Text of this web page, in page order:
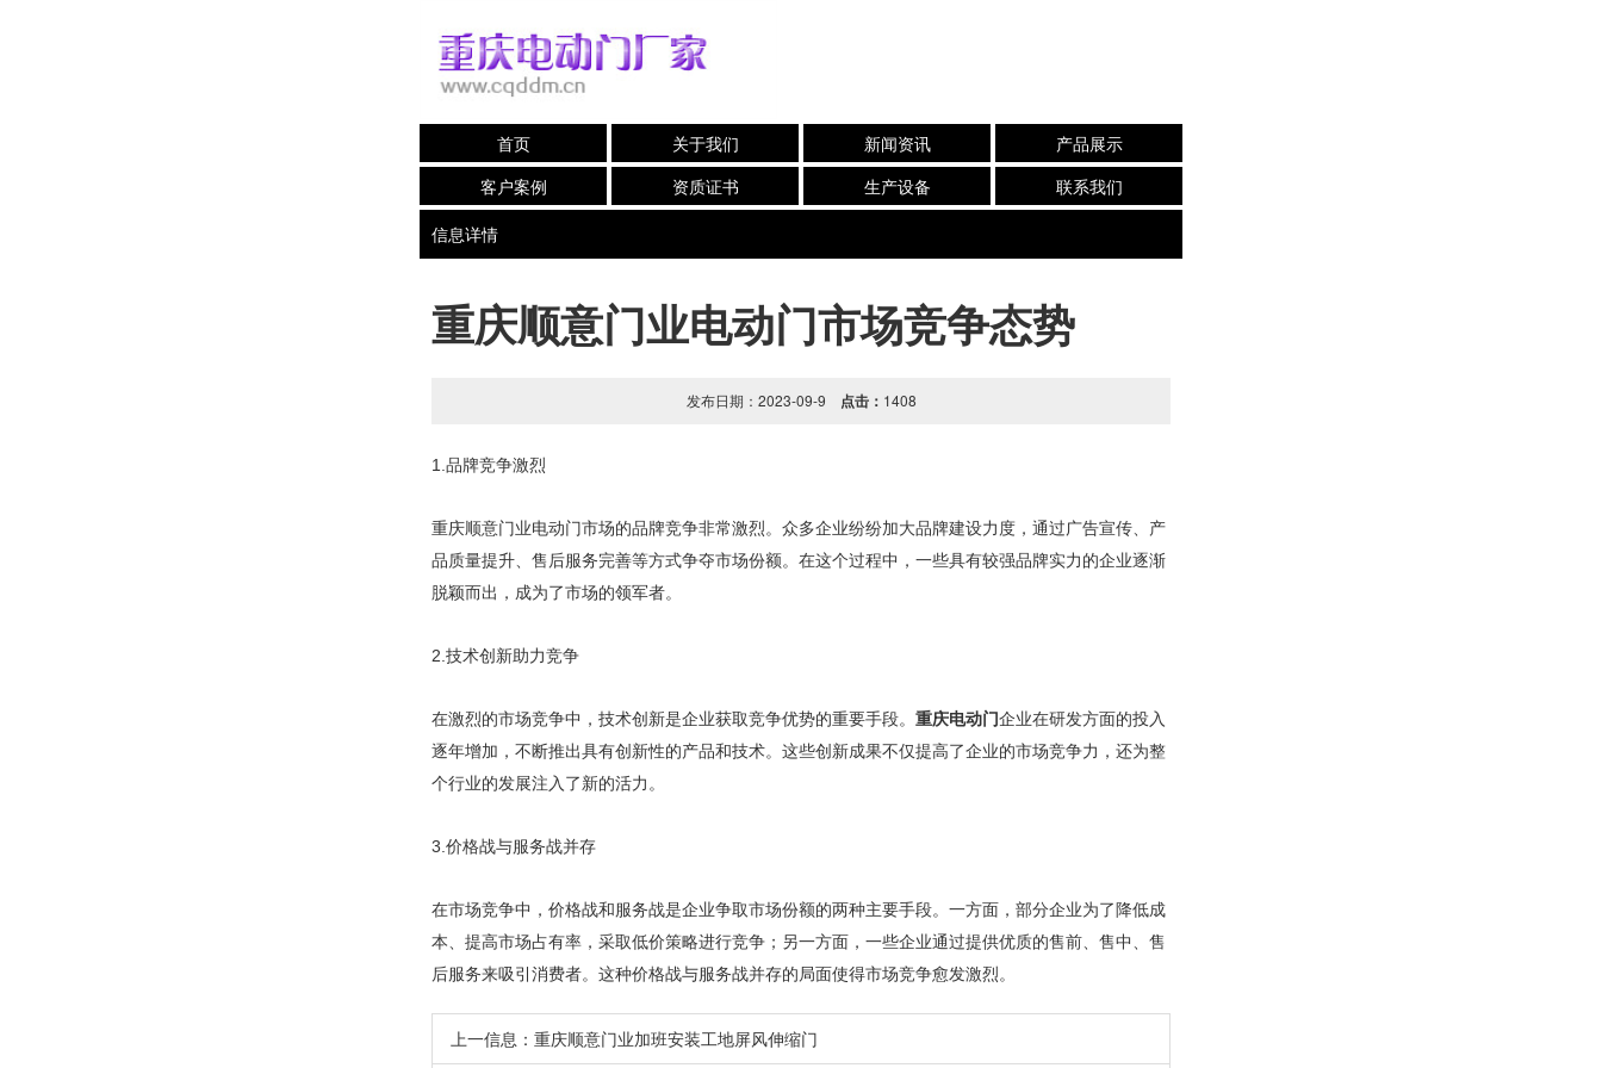
首页 关于我们 新闻资讯
产品展示
客户案例
资质证书 生产设备
联系我们
信息详情
重庆顺意门业电动门市场竞争态势
发布日期：2023-09-9 点击： 1408
1.品牌竞争激烈
重庆顺意门业电动门市场的品牌竞争非常激烈。众多企业纷纷加大品牌建设力度，通过广告宣传、产
品质量提升、售后服务完善等方式争夺市场份额。在这个过程中，一些具有较强品牌实力的企业逐渐
脱颖而出，成为了市场的领军者。
2.技术创新助力竞争
在激烈的市场竞争中，技术创新是企业获取竞争优势的重要手段。 重庆电动门企业在研发方面的投入
逐年增加，不断推出具有创新性的产品和技术。这些创新成果不仅提高了企业的市场竞争力，还为整
个行业的发展注入了新的活力。
3.价格战与服务战并存
在市场竞争中，价格战和服务战是企业争取市场份额的两种主要手段。一方面，部分企业为了降低成
本、提高市场占有率，采取低价策略进行竞争；另一方面，一些企业通过提供优质的售前、售中、售
后服务来吸引消费者。这种价格战与服务战并存的局面使得市场竞争愈发激烈。
上一信息： 重庆顺意门业加班安装工地屏风伸缩门